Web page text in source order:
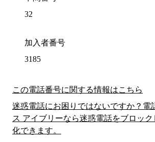
32
加入者番号
3185
この電話番号に関する情報はこちら
迷惑電話にお困りではないですか？電
ス アイブリーなら迷惑電話をブロッ
化できます。